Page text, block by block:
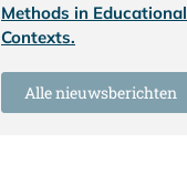
Methods in Educational
Contexts.
Alle nieuwsberichten